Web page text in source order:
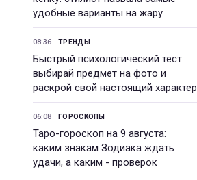
удобные варианты на жару
08:36 ТРЕНДЫ
Быстрый психологический тест:
выбирай предмет на фото и
раскрой свой настоящий характер
06:08 ГОРОСКОПЫ
Таро-гороскоп на 9 августа:
каким знакам Зодиака ждать
удачи, а каким - проверок